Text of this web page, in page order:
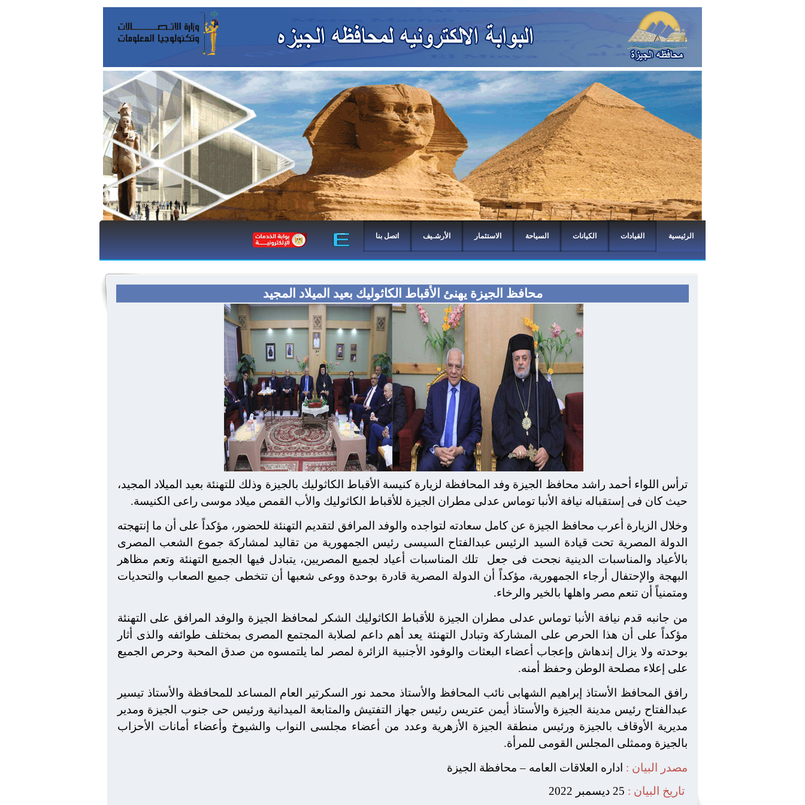
الرئيسية القيادات الكيانات السياحة الاستثمار الأرشـيف اتصل بنا
محافظ الجيزة يهنئ الأقباط الكاثوليك بعيد الميلاد المجيد
ترأس اللواء أحمد راشد محافظ الجيزة وفد المحافظة لزيارة كنيسة الأقباط الكاثوليك بالجيزة وذلك للتهنئة بعيد الميلاد المجيد،
حيث كان فى إستقباله نيافة الأنبا توماس عدلى مطران الجيزة للأقباط الكاثوليك والأب القمص ميلاد موسى راعى الكنيسة.
وخلال الزيارة أعرب محافظ الجيزة عن كامل سعادته لتواجده والوفد المرافق لتقديم التهنئة للحضور، مؤكداً على أن ما إنتهجته
الدولة المصرية تحت قيادة السيد الرئيس عبدالفتاح السيسى رئيس الجمهورية من تقاليد لمشاركة جموع الشعب المصرى
بالأعياد والمناسبات الدينية نجحت فى جعل
تلك المناسبات أعياد لجميع المصريين، يتبادل فيها الجميع التهنئة وتعم مظاهر
البهجة والإحتفال أرجاء الجمهورية، مؤكداً أن الدولة المصرية قادرة بوحدة ووعى شعبها أن تتخطى جميع الصعاب والتحديات
ومتمنياً أن تنعم مصر واهلها بالخير والرخاء.
من جانبه قدم نيافة الأنبا توماس عدلى مطران الجيزة للأقباط الكاثوليك الشكر لمحافظ الجيزة والوفد المرافق على التهنئة
مؤكداً على أن هذا الحرص على المشاركة وتبادل التهنئة يعد أهم داعم لصلابة المجتمع المصرى بمختلف طوائفه والذى أثار
بوحدته ولا يزال إندهاش وإعجاب أعضاء البعثات والوفود الأجنبية الزائرة لمصر لما يلتمسوه من صدق المحبة وحرص الجميع
على إعلاء مصلحة الوطن وحفظ أمنه.
رافق المحافظ الأستاذ إبراهيم الشهابى نائب المحافظ والأستاذ محمد نور السكرتير العام المساعد للمحافظة والأستاذ تيسير
عبدالفتاح رئيس مدينة الجيزة والأستاذ أيمن عتريس رئيس جهاز التفتيش والمتابعة الميدانية ورئيس حى جنوب الجيزة ومدير
مديرية الأوقاف بالجيزة ورئيس منطقة الجيزة الأزهرية وعدد من أعضاء مجلسى النواب والشيوخ وأعضاء أمانات الأحزاب
بالجيزة وممثلى المجلس القومى للمرأة.
مصدر البيان : اداره العلاقات العامه – محافظة الجيزة
تاريخ البيان :